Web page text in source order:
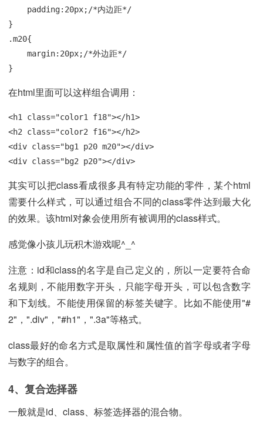
padding:20px;/*内边距*/
}
.m20{
margin:20px;/*外边距*/
}
在html里面可以这样组合调用：
<h1 class="color1 f18"></h1>
<h2 class="color2 f16"></h2>
<div class="bg1 p20 m20"></div>
<div class="bg2 p20"></div>
其实可以把class看成很多具有特定功能的零件，某个html
需要什么样式，可以通过组合不同的class零件达到最大化
的效果。该html对象会使用所有被调用的class样式。
感觉像小孩儿玩积木游戏呢^_^
注意：id和class的名字是自己定义的，所以一定要符合命
名规则，不能用数字开头，只能字母开头，可以包含数字
和下划线。不能使用保留的标签关键字。比如不能使用"#
2"，".div"，"#h1"，".3a"等格式。
class最好的命名方式是取属性和属性值的首字母或者字母
与数字的组合。
4、复合选择器
一般就是id、class、标签选择器的混合物。